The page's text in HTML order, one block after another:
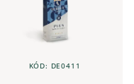
KÓD: DE0411